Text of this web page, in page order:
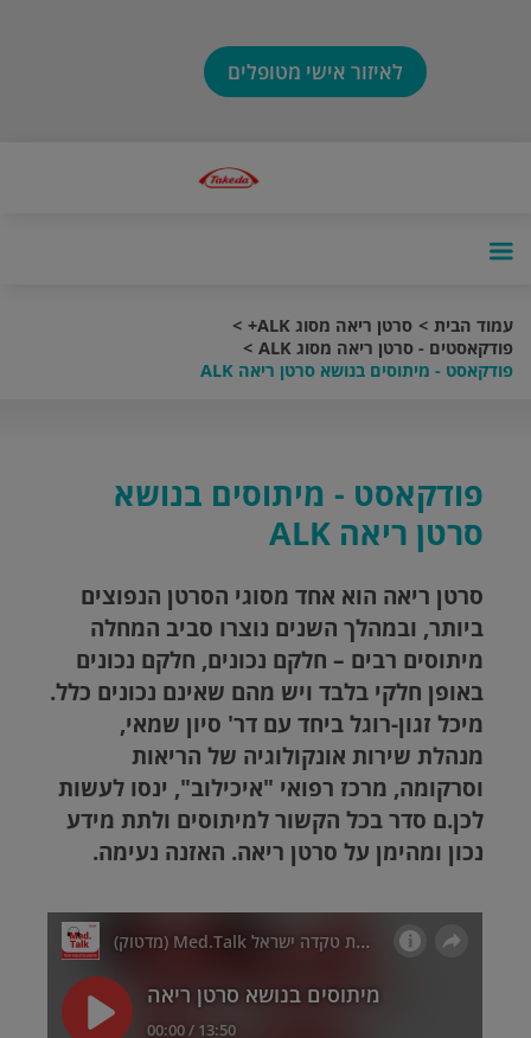
לאיזור אישי מטופלים
עמוד הבית
סרטן ריאה מסוג ALK+
פודקאסטים - סרטן ריאה מסוג ALK
פודקאסט - מיתוסים בנושא סרטן ריאה ALK
פודקאסט - מיתוסים בנושא
סרטן ריאה ALK
סרטן ריאה הוא אחד מסוגי הסרטן הנפוצים
ביותר, ובמהלך השנים נוצרו סביב המחלה
מיתוסים רבים – חלקם נכונים, חלקם נכונים
באופן חלקי בלבד ויש מהם שאינם נכונים כלל.
מיכל זגון-רוגל ביחד עם דר' סיון שמאי,
מנהלת שירות אונקולוגיה של הריאות
וסרקומה, מרכז רפואי "איכילוב", ינסו לעשות
לכן.ם סדר בכל הקשור למיתוסים ולתת מידע
נכון ומהימן על סרטן ריאה. האזנה נעימה.